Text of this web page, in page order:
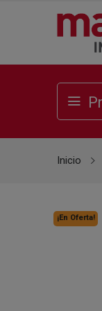
Inicio
¡En Oferta!